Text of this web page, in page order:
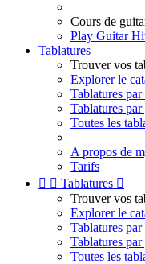
Cours de
Play Guitar
Tablatures
Trouver vos
Explorer le
Tablatures par
Tablatures par
Toutes les
A propos de
Tarifs
  Tablatures 
Trouver vos
Explorer le
Tablatures par
Tablatures par
Toutes les